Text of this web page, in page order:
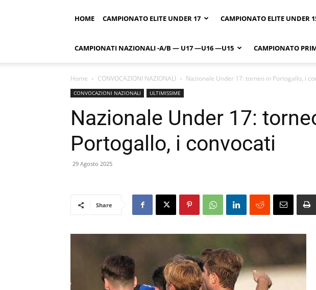
HOME CAMPIONATO ELITE UNDER 17 CAMPIONATO ELITE UNDER
CAMPIONATI NAZIONALI -A/B — U17 —U16 —U15 CAMPIONATO
Home CONVOCAZIONI NAZIONALI Nazionale Under 17: torneo in Portogallo, i
CONVOCAZIONI NAZIONALI ULTIMISSIME
Nazionale Under 17:
Portogallo, i convocati
29 Agosto 2025
Share